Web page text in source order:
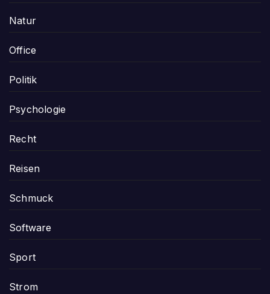
Natur
Office
Politik
Psychologie
Recht
Reisen
Schmuck
Software
Sport
Strom